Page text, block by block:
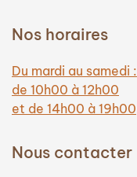
Nos horaires
Du mardi au samedi :
de 10h00 à 12h00
et de 14h00 à 19h00
Nous contacter